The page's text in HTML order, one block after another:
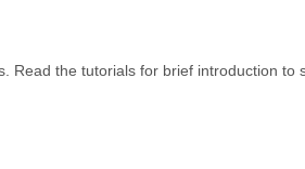
the tutorials for brief introduction to